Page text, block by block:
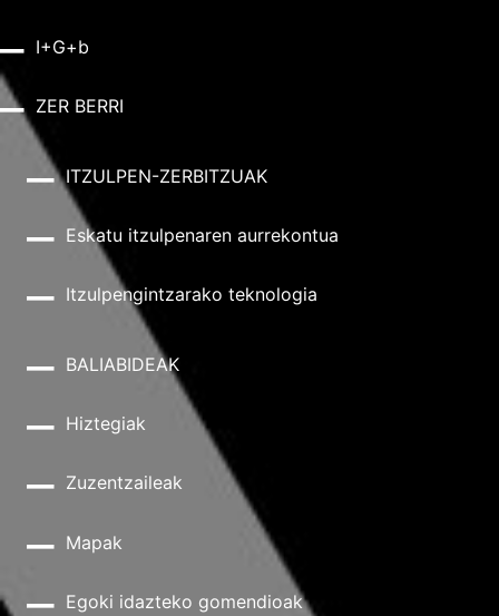
I+G+b
ZER BERRI
ITZULPEN-ZERBITZUAK
Eskatu itzulpenaren aurrekontua
Itzulpengintzarako teknologia
BALIABIDEAK
Hiztegiak
Zuzentzaileak
Mapak
Egoki idazteko gomendioak